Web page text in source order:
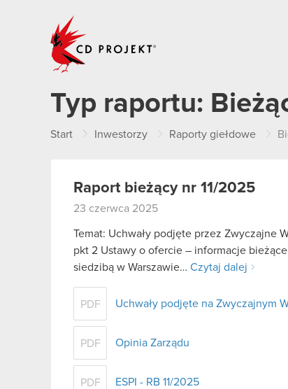
Typ raportu:
Start Inwestorzy Raporty giełdowe
Raport bieżący nr 11/2025
23 czerwca 2025
Temat: Uchwały podjęte przez Zwyczajne
pkt 2 Ustawy o ofercie – informacje
siedzibą w Warszawie… Czytaj dalej
PDF Uchwały podjęte na Zwyczajnym
PDF Opinia Zarządu
PDF ESPI - RB 11/2025